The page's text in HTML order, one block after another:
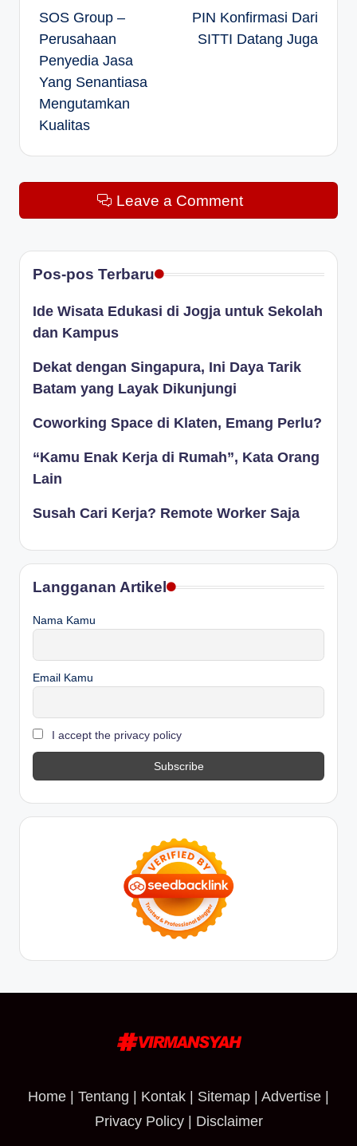
navigation
SOS Group –
Perusahaan
Penyedia Jasa
Yang Senantiasa
Mengutamkan
Kualitas
PIN Konfirmasi Dari
SITTI Datang Juga
Leave a Comment
Pos-pos Terbaru
Ide Wisata Edukasi di Jogja untuk Sekolah
dan Kampus
Dekat dengan Singapura, Ini Daya Tarik
Batam yang Layak Dikunjungi
Coworking Space di Klaten, Emang Perlu?
“Kamu Enak Kerja di Rumah”, Kata Orang
Lain
Susah Cari Kerja? Remote Worker Saja
Langganan Artikel
Nama Kamu
Email Kamu
I accept the privacy policy
Home | Tentang | Kontak | Sitemap | Advertise |
Privacy Policy| Disclaimer